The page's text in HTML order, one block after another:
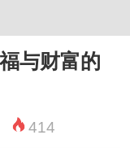
与财富的
414